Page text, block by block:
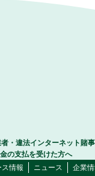
・違法インターネット賭
の支払を受けた方へ
ス情報 ニュース 企業